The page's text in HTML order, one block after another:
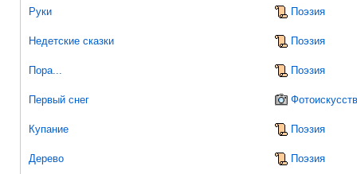
Руки Поэзия
Недетские сказки Поэзия
Пора... Поэзия
Первый снег
Купание Поэзия
Дерево Поэзия